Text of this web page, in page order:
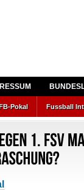
Pokal Fussball